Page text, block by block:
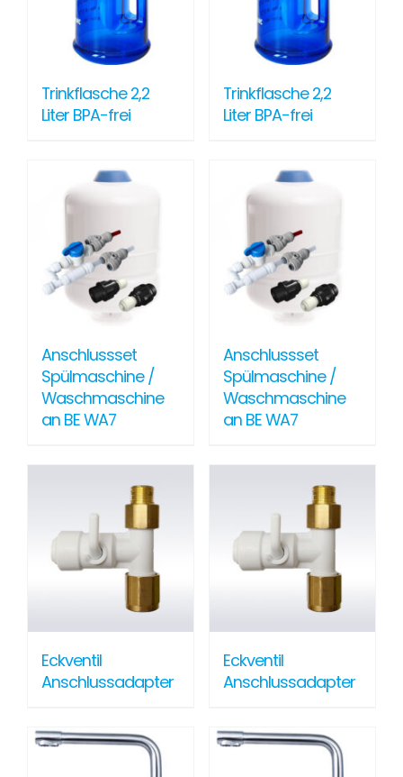
Trinkflasche 2,2
Liter BPA-frei
Anschlussset
Spülmaschine /
Waschmaschine
an BE WA7
Eckventil
Anschlussadapter
Trinkflasche 2,2
Liter BPA-frei
Anschlussset
Spülmaschine /
Waschmaschine
an BE WA7
Eckventil
Anschlussadapter